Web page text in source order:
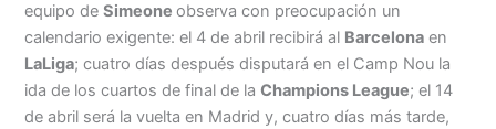
equipo deSimeoneobserva con preocupación un
calendario exigente: el 4 de abril recibirá al Barcelona en
LaLiga; cuatro días después disputará en el Camp Nou la
ida de los cuartos de final de laChampions League; el 14
de abril será la vuelta en Madrid y, cuatro días más tarde,